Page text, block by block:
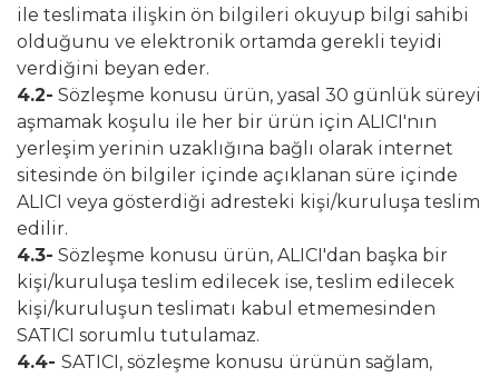
ile teslimata ilişkin ön bilgileri okuyup bilgi sahibi
olduğunu ve elektronik ortamda gerekli teyidi
verdiğini beyan eder.
4.2- Sözleşme konusu ürün, yasal 30 günlük süreyi
aşmamak koşulu ile her bir ürün için ALICI'nın
yerleşim yerinin uzaklığına bağlı olarak internet
sitesinde ön bilgiler içinde açıklanan süre içinde
ALICI veya gösterdiği adresteki kişi/kuruluşa teslim
edilir.
4.3- Sözleşme konusu ürün, ALICI'dan başka bir
kişi/kuruluşa teslim edilecek ise, teslim edilecek
kişi/kuruluşun teslimatı kabul etmemesinden
SATICI sorumlu tutulamaz.
4.4- SATICI, sözleşme konusu ürünün sağlam,